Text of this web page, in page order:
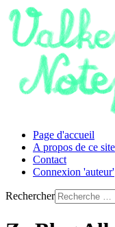
Page d'accueil
A propos de ce site
Contact
Connexion 'auteur'
Rechercher